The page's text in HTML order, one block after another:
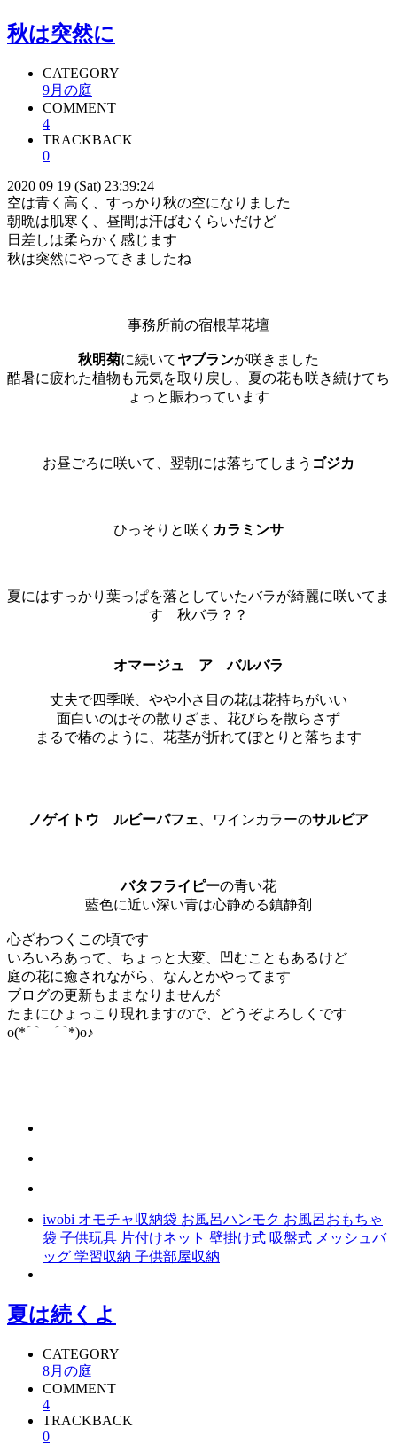
秋は突然に
CATEGORY
9月の庭
COMMENT
4
TRACKBACK
0
2020 09 19 (Sat) 23:39:24
空は青く高く、すっかり秋の空になりました
朝晩は肌寒く、昼間は汗ばむくらいだけど
日差しは柔らかく感じます
秋は突然にやってきましたね
事務所前の宿根草花壇
秋明菊に続いてヤブランが咲きました
酷暑に疲れた植物も元気を取り戻し、夏の花も咲き続けてち
ょっと賑わっています
お昼ごろに咲いて、翌朝には落ちてしまう ゴジカ
ひっそりと咲く カラミンサ
夏にはすっかり葉っぱを落としていたバラが綺麗に咲いてま
す 秋バラ？？
オマージュ ア バルバラ
丈夫で四季咲、やや小さ目の花は花持ちがいい
面白いのはその散りざま、花びらを散らさず
まるで椿のように、花茎が折れてぽとりと落ちます
ノゲイトウ ルビーパフェ 、ワインカラーのサルビア
バタフライピーの青い花
藍色に近い深い青は心静める鎮静剤
心ざわつくこの頃です
いろいろあって、ちょっと大変、凹むこともあるけど
庭の花に癒されながら、なんとかやってます
ブログの更新もままなりませんが
たまにひょっこり現れますので、どうぞよろしくです
o(*⌒―⌒*)o♪
iwobi オモチャ収納袋 お風呂ハンモク お風呂おもちゃ
袋 子供玩具 片付けネット 壁掛け式 吸盤式 メッシュバ
ッグ 学習収納 子供部屋収納
夏は続くよ
CATEGORY
8月の庭
COMMENT
4
TRACKBACK
0